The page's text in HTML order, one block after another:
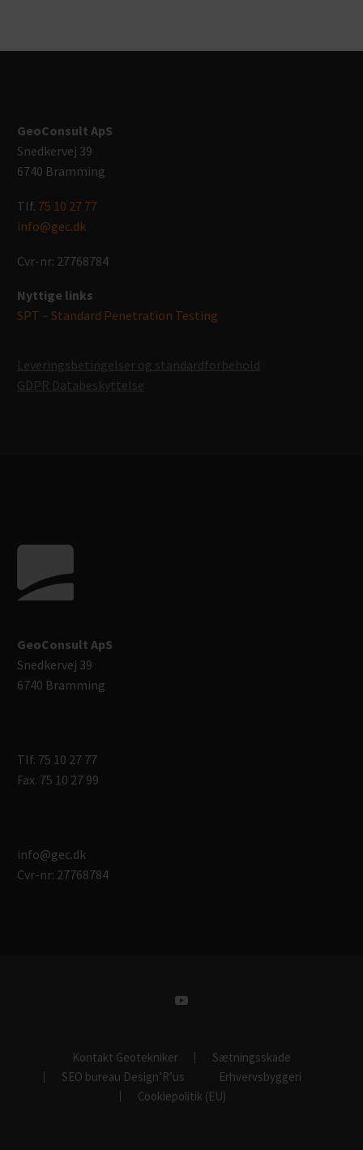
GeoConsult ApS
Snedkervej 39
6740 Bramming
Tlf. 75 10 27 77
info@gec.dk
Cvr-nr: 27768784
Nyttige links
SPT – Standard Penetration Testing
Leveringsbetingelser og standardforbehold
GDPR Databeskyttelse
GeoConsult ApS
Snedkervej 39
6740 Bramming
Tlf. 75 10 27 77
Fax. 75 10 27 99
info@gec.dk
Cvr-nr: 27768784
Kontakt Geotekniker
Sætningsskade
SEO bureau Design’R’us
Erhvervsbyggeri
Cookiepolitik (EU)